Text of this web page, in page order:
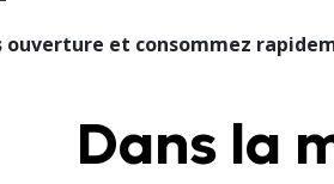
et consommez
Dans la